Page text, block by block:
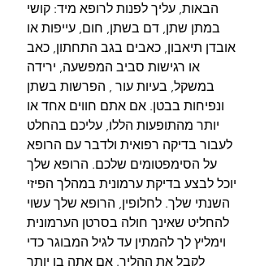
הבאות, עליך לפנות לרופא מיד: קושי
במתן שתן, דם בשתן, חום, עייפות או
אובדן תיאבון, כאבים בגב התחתון, כאב
או רגישות סביב המפשעה, ירידה
במשקל, בעיות עור , הפרשות בשתן
ונפיחות בבטן. אם אתם חווים אחד או
יותר מהתופעות הללו, עליכם בהחלט
לעבור בדיקה רפואית ולדבר עם הרופא
על הסימפטומים שלכם. הרופא שלך
יוכל לבצע בדיקת ערמונית במהלך הפיזי
השנתי שלך. לחלופין, הרופא שלך עשוי
להחליט שאינך חולה בסרטן הערמונית
וימליץ לך להמתין עד לגיל המבוגר כדי
לקבל את ההליך. אם אתה בן יותר